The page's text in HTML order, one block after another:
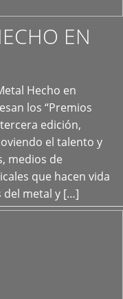
EN
Hecho en
los “Premios
edición,
el talento y
medios de
que hacen vida
del metal y […]